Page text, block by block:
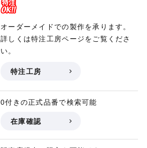
オーダーメイドでの製作を承ります。
詳しくは特注工房ページをご覧くださ
い。
特注工房
0付きの正式品番で検索可能
在庫確認